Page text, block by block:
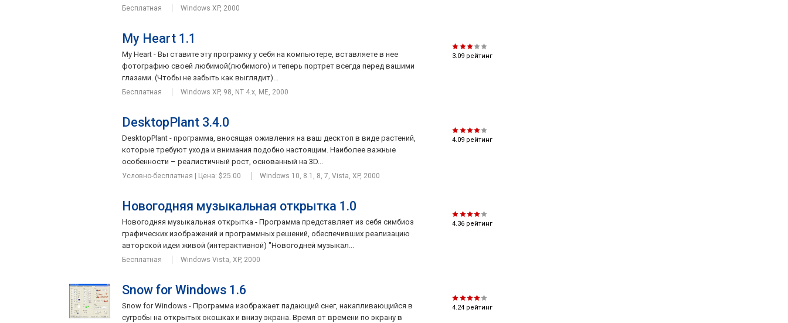
Бесплатная Windows XP, 2000
3.09 рейтинг
My Heart 1.1
My Heart - Вы ставите эту програмку у себя на компьютере, вставляете в нее
фотографию своей любимой(любимого) и теперь портрет всегда перед вашими
глазами. (Чтобы не забыть как выглядит)...
Бесплатная Windows XP, 98, NT 4.x, ME, 2000
4.09 рейтинг
DesktopPlant 3.4.0
DesktopPlant - программа, вносящая оживления на ваш десктоп в виде растений,
которые требуют ухода и внимания подобно настоящим. Наиболее важные
особенности – реалистичный рост, основанный на 3D...
Условно-бесплатная | Цена: $25.00 Windows 10, 8.1, 8, 7, Vista, XP, 2000
4.36 рейтинг
Новогодняя музыкальная открытка 1.0
Новогодняя музыкальная открытка - Программа представляет из себя симбиоз
графических изображений и программных решений, обеспечивших реализацию
авторской идеи живой (интерактивной) "Новогодней музыкал...
Бесплатная Windows Vista, XP, 2000
4.24 рейтинг
Snow for Windows 1.6
Snow for Windows - Программа изображает падающий снег, накапливающийся в
сугробы на открытых окошках и внизу экрана. Время от времени по экрану в